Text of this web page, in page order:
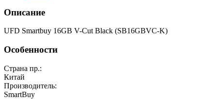
Описание
UFD Smartbuy 16GB V-Cut Black (SB16GBVC-K)
Особенности
Страна пр.:
Китай
Производитель:
SmartBuy